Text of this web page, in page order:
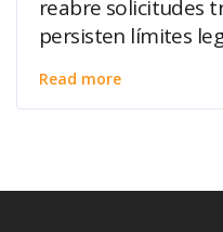
reabre solicitudes
persisten límites
Read more